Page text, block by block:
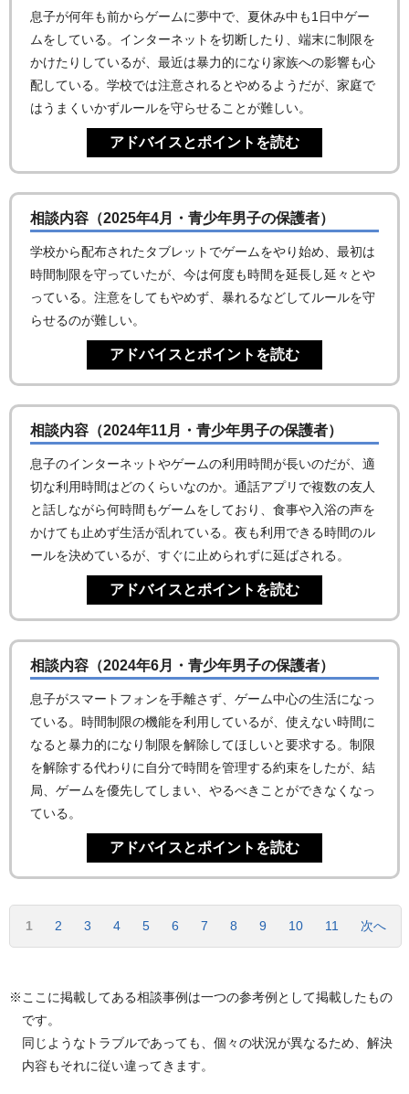
息子が何年も前からゲームに夢中で、夏休み中も1日中ゲー
ムをしている。インターネットを切断したり、端末に制限を
かけたりしているが、最近は暴力的になり家族への影響も心
配している。学校では注意されるとやめるようだが、家庭で
はうまくいかずルールを守らせることが難しい。
相談内容（2025年4月・青少年男子の保護者）
学校から配布されたタブレットでゲームをやり始め、最初は
時間制限を守っていたが、今は何度も時間を延長し延々とや
っている。注意をしてもやめず、暴れるなどしてルールを守
らせるのが難しい。
相談内容（2024年11月・青少年男子の保護者）
息子のインターネットやゲームの利用時間が長いのだが、適
切な利用時間はどのくらいなのか。通話アプリで複数の友人
と話しながら何時間もゲームをしており、食事や入浴の声を
かけても止めず生活が乱れている。夜も利用できる時間のル
ールを決めているが、すぐに止められずに延ばされる。
相談内容（2024年6月・青少年男子の保護者）
息子がスマートフォンを手離さず、ゲーム中心の生活になっ
ている。時間制限の機能を利用しているが、使えない時間に
なると暴力的になり制限を解除してほしいと要求する。制限
を解除する代わりに自分で時間を管理する約束をしたが、結
局、ゲームを優先してしまい、やるべきことができなくなっ
ている。
1 2 3 4 5 6 7 8 9 10 11 次へ
※ここに掲載してある相談事例は一つの参考例として掲載したもの
です。
同じようなトラブルであっても、個々の状況が異なるため、解決
内容もそれに従い違ってきます。